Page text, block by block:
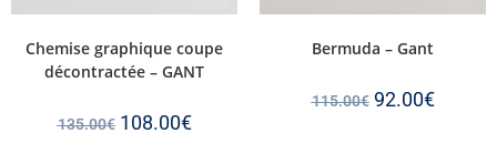
Chemise graphique coupe
décontractée – GANT
135.00€ 108.00€
Bermuda – Gant
115.00€ 92.00€